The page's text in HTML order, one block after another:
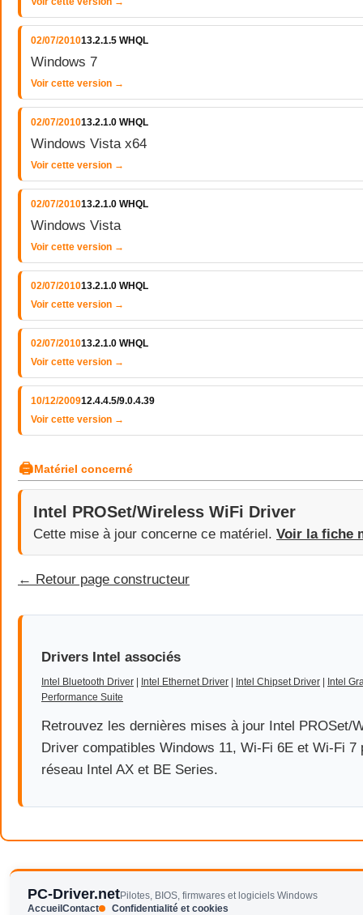
02/07/201013.2.1.5 WHQL
Windows 7
Voir cette version →
02/07/201013.2.1.0 WHQL
Windows Vista x64
Voir cette version →
02/07/201013.2.1.0 WHQL
Windows Vista
Voir cette version →
02/07/201013.2.1.0 WHQL
Voir cette version →
02/07/201013.2.1.0 WHQL
Voir cette version →
10/12/200912.4.4.5/9.0.4.39
Voir cette version →
🖨Matériel concerné
Intel PROSet/Wireless WiFi Driver
Cette mise à jour concerne ce matériel. Voir la fiche
← Retour page constructeur
Drivers Intel associés
Intel Bluetooth Driver Intel Ethernet Driver Intel Chipset Driver
Intel
Performance Suite
Retrouvez les dernières mises à jour Intel PROSet/
Driver compatibles Windows 11, Wi-Fi 6E et Wi-Fi 7
réseau Intel AX et BE Series.
PC-Driver.netPilotes, BIOS, firmwares et logiciels Windows
Accueil Contact Confidentialité et cookies